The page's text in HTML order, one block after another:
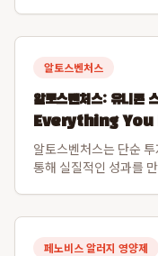
동탄 스마일라식 만족
알토스벤처스
알토스벤처스: 유니콘
Everything
알토스벤처스는 단순
통해 실질적인 성과를
선도해왔습니다. 알토
페노비스 알러지 영양제